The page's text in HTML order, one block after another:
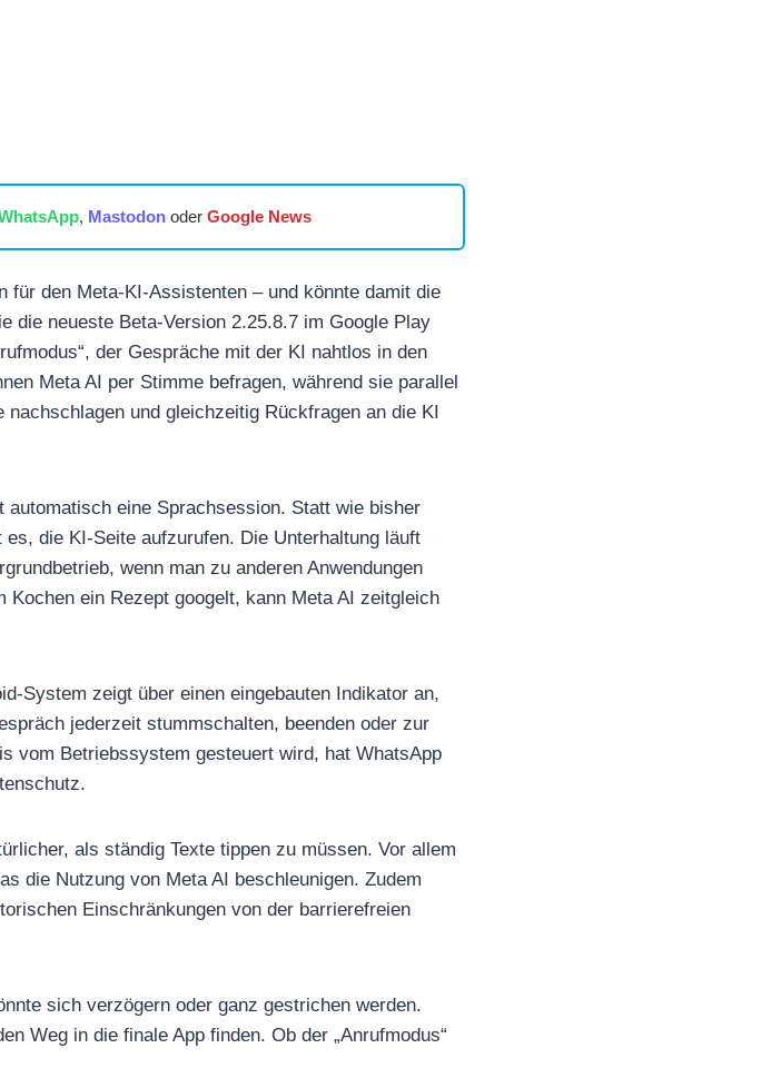
, Mastodonoder Google News
den Meta-KI-Assistenten – und könnte damit die
die neueste Beta-Version 2.25.8.7 im Google Play
der Gespräche mit der KI nahtlos in den
Meta AI per Stimme befragen, während sie parallel
und gleichzeitig Rückfragen an die KI
eine Sprachsession. Statt wie bisher
die KI-Seite aufzurufen. Die Unterhaltung läuft
wenn man zu anderen Anwendungen
ein Rezept googelt, kann Meta AI zeitgleich
System zeigt über einen eingebauten Indikator an,
jederzeit stummschalten, beenden oder zur
vom Betriebssystem gesteuert wird, hat WhatsApp
als ständig Texte tippen zu müssen. Vor allem
die Nutzung von Meta AI beschleunigen. Zudem
Einschränkungen von der barrierefreien
sich verzögern oder ganz gestrichen werden.
Weg in die finale App finden. Ob der „Anrufmodus“